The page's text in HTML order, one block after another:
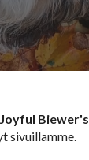
Biewer's
sivuillamme.